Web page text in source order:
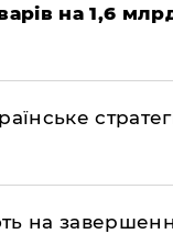
на 1,6
на